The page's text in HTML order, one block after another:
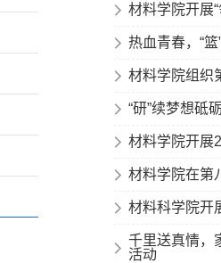
材料学院开展
热血青春，“
材料学院组织
“研”续梦想
材料学院开展
材料学院在第
材料科学院开
千里送真情，
活动